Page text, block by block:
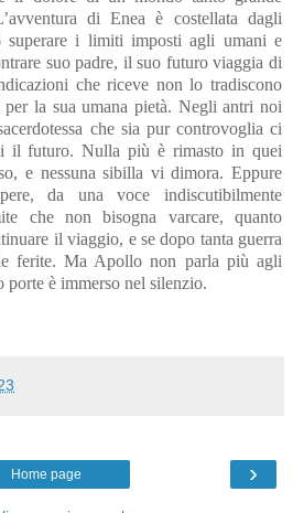
di Enea è costellata dagli
i limiti imposti agli umani e
suo padre, il suo futuro viaggia di
che riceve non lo tradiscono
la sua umana pietà. Negli antri noi
che sia pur controvoglia ci
il futuro. Nulla più è rimasto in quei
e nessuna sibilla vi dimora. Eppure
da una voce indiscutibilmente
che non bisogna varcare, quanto
il viaggio, e se dopo tanta guerra
ferite. Ma Apollo non parla più agli
porte è immerso nel silenzio.
›
Home page